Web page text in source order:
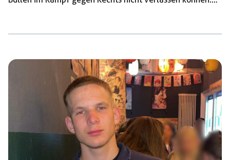
Antifaschistische Aktion Tübingen dazu aufgerufen, aktiv
zu werden, sich zu organisieren, den […]